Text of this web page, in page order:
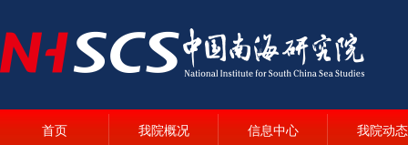
首页 我院概况 信息中心 我院动态